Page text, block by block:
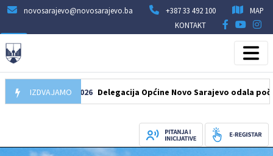
novosarajevo@novosarajevo.ba +387 33 492 100
MAP
KONTAKT
IZDVAJAMO
07.08.2026 Delegacija Općine Novo Sarajevo odala počast